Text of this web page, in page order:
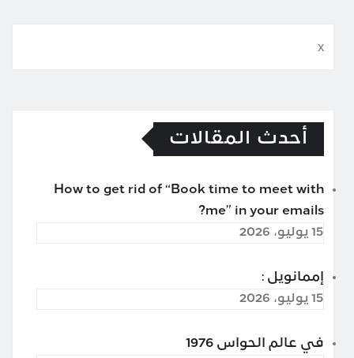
x
أحدث المقالات
How to get rid of “Book time to meet with
me” in your emails?
15 يوليو، 2026
إممانويل :
15 يوليو، 2026
في عالم الحواس 1976